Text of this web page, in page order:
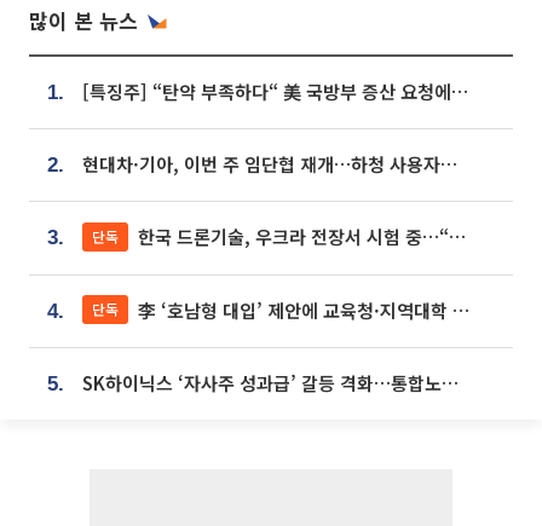
많이 본 뉴스
1. [특징주] “탄약 부족하다“ 美 국방부 증산 요청에⋯국내 방산주 급등세
2. 현대차·기아, 이번 주 임단협 재개…하청 사용자성 재심도 ‘변수’
3. 단독 한국 드론기술, 우크라 전장서 시험 중…“스타트업 여러 곳 참여”
4. 단독 李 ‘호남형 대입’ 제안에 교육청·지역대학 서·논술형 입시 연계 '착수'
5. SK하이닉스 ‘자사주 성과급’ 갈등 격화…통합노조 출범 움직임